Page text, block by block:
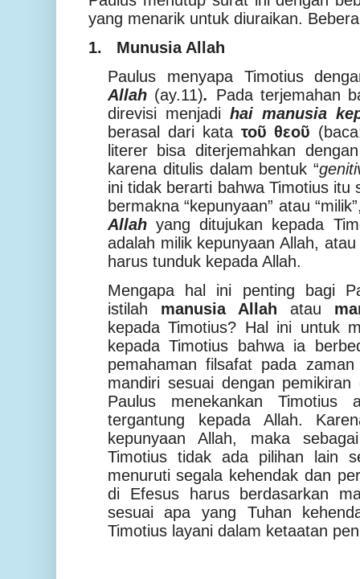
yang menarik untuk diuraikan.
1.
Munusia Allah
Paulus menyapa Timotius
Allah (ay.11). Pada terjemahan
direvisi menjadihai manusia
berasal dari kata τοῦ θεοῦ
literer bisa diterjemahkan
karena ditulis dalam bentuk “
ini tidak berarti bahwa Timotius itu
bermakna “kepunyaan” atau
Allah yang ditujukan kepada
adalah milik kepunyaan Allah,
harus tunduk kepada Allah.
Mengapa hal ini penting bagi
istilah manusia Allah atau
kepada Timotius? Hal ini untuk
kepada Timotius bahwa ia
pemahaman filsafat pada
mandiri sesuai dengan
Paulus menekankan Timotius
tergantung kepada Allah.
kepunyaan Allah, maka
Timotius tidak ada pilihan lain
menuruti segala kehendak dan
di Efesus harus berdasarkan
sesuai apa yang Tuhan
Timotius layani dalam ketaatan